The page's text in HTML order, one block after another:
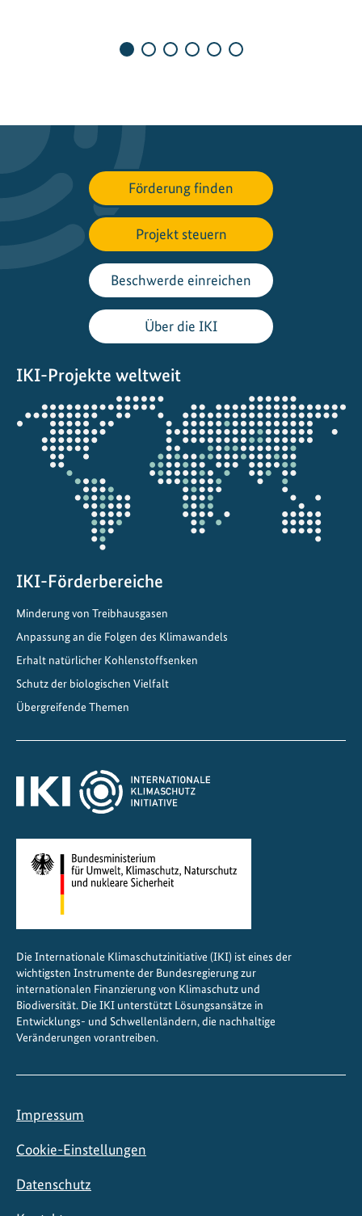
k
e
n
d
e
i
n
A
s
i
V
o
n
d
e
r
n
m
u
g
Förderung finden
Projekt steuern
Beschwerde einreichen
Über die IKI
IKI-Projekte weltweit
Öffnet
die
Projektkarte
IKI-Förderbereiche
Minderung von Treibhausgasen
Anpassung an die Folgen des Klimawandels
Erhalt natürlicher Kohlenstoffsenken
Schutz der biologischen Vielfalt
Übergreifende Themen
Die Internationale Klimaschutzinitiative (IKI) ist eines der
wichtigsten Instrumente der Bundesregierung zur
internationalen Finanzierung von Klimaschutz und
Biodiversität. Die IKI unterstützt Lösungsansätze in
Entwicklungs- und Schwellenländern, die nachhaltige
Veränderungen vorantreiben.
Impressum
Cookie-Einstellungen
Datenschutz